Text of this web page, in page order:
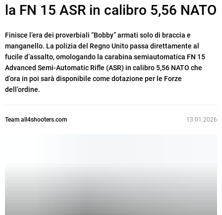
la FN 15 ASR in calibro 5,56 NATO
Finisce l’era dei proverbiali “Bobby” armati solo di braccia e
manganello. La polizia del Regno Unito passa direttamente al
fucile d’assalto, omologando la carabina semiautomatica FN 15
Advanced Semi-Automatic Rifle (ASR) in calibro 5,56 NATO che
d’ora in poi sarà disponibile come dotazione per le Forze
dell’ordine.
Team all4shooters.com 13.01.2026